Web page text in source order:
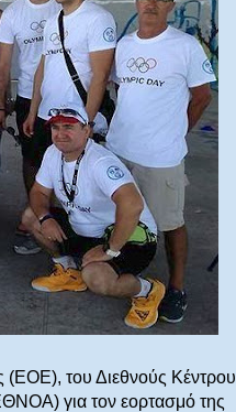
(ΕΟΕ), του Διεθνούς Κέντρου
για τoν εορτασμό της